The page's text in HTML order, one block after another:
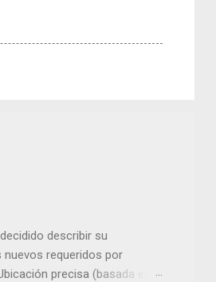
describir su
requeridos por
precisa (basada en